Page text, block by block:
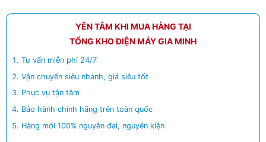
YÊN TÂM KHI MUA HÀNG TẠI
TỔNG KHO ĐIỆN MÁY GIA MINH
Tư vấn miễn phí 24/7
Vận chuyển siêu nhanh, giá siêu tốt
Phục vụ tận tâm
Bảo hành chính hãng trên toàn quốc
Hàng mới 100% nguyên đai, nguyên kiện